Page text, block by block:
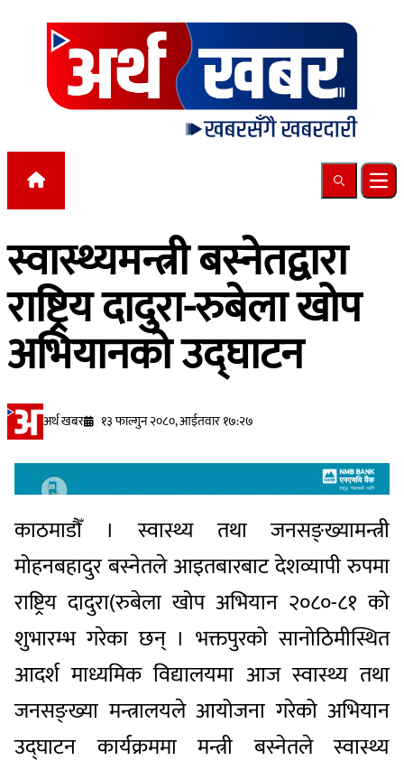
Skip to content
Search
स्वास्थ्यमन्त्री बस्नेतद्वारा
राष्ट्रिय दादुरा-रुबेला खोप
अभियानको उद्घाटन
अर्थ खबर १३ फाल्गुन २०८०, आईतवार १७:२७
काठमाडौँ । स्वास्थ्य तथा जनसङ्ख्यामन्त्री
मोहनबहादुर बस्नेतले आइतबारबाट देशव्यापी रुपमा
राष्ट्रिय दादुरा(रुबेला खोप अभियान २०८०-८१ को
शुभारम्भ गरेका छन् । भक्तपुरको सानोठिमीस्थित
आदर्श माध्यमिक विद्यालयमा आज स्वास्थ्य तथा
जनसङ्ख्या मन्त्रालयले आयोजना गरेको अभियान
उद्घाटन कार्यक्रममा मन्त्री बस्नेतले स्वास्थ्य